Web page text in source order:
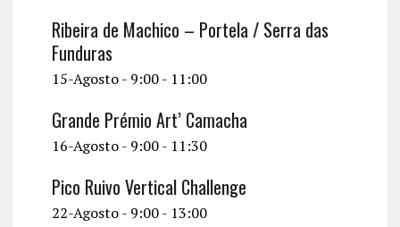
Ribeira de Machico – Portela / Serra das
Funduras
15-Agosto - 9:00- 11:00
Grande Prémio Art’ Camacha
16-Agosto - 9:00- 11:30
Pico Ruivo Vertical Challenge
22-Agosto - 9:00- 13:00